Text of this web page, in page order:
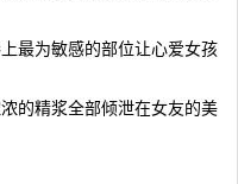
最为敏感的部位让心爱女孩
的精浆全部倾泄在女友的美